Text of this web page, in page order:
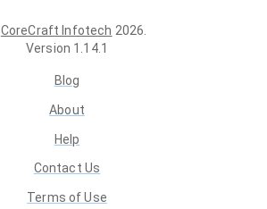
CoreCraft Infotech 2026
Version 1.14.1
Blog
About
Help
Contact Us
Terms of Use